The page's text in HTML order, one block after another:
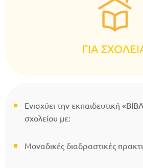
ΓΙΑ
Ενισχύει την εκπαιδευτική
σχολείου με:
Μοναδικές διαδραστικές